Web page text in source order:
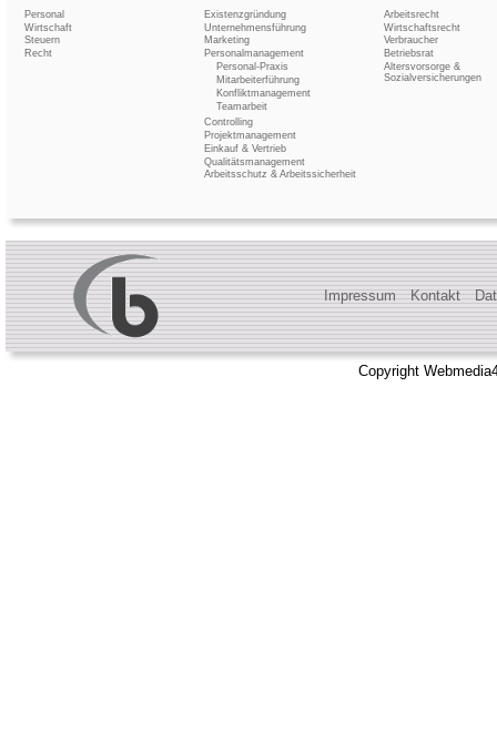
Personal
Wirtschaft
Steuern
Recht
Existenzgründung
Unternehmensführung
Marketing
Personalmanagement
Personal-Praxis
Mitarbeiterführung
Konfliktmanagement
Teamarbeit
Controlling
Projektmanagement
Einkauf & Vertrieb
Qualitätsmanagement
Arbeitsschutz & Arbeitssicherheit
Arbeitsrecht
Wirtschaftsrecht
Verbraucher
Betriebsrat
Altersvorsorge &
Sozialversicherungen
Impressum Kontakt
Copyright